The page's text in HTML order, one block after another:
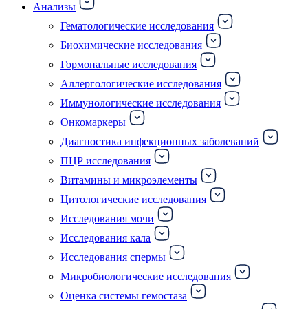
Анализы
Гематологические исследования
Биохимические исследования
Гормональные исследования
Аллергологические исследования
Иммунологические исследования
Онкомаркеры
Диагностика инфекционных заболеваний
ПЦР исследования
Витамины и микроэлементы
Цитологические исследования
Исследования мочи
Исследования кала
Исследования спермы
Микробиологические исследования
Оценка системы гемостаза